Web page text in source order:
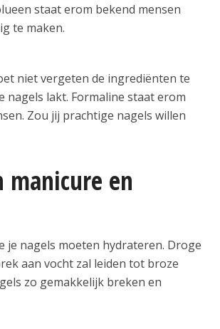
staat erom bekend mensen
te maken.
niet vergeten de ingrediënten te
nagels lakt. Formaline staat erom
Zou jij prachtige nagels willen
manicure en
je nagels moeten hydrateren. Droge
aan vocht zal leiden tot broze
zo gemakkelijk breken en